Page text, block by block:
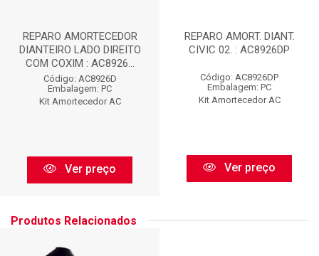
REPARO AMORTECEDOR
DIANTEIRO LADO DIREITO
COM COXIM : AC8926...
Código: AC8926D
Embalagem: PC
Kit Amortecedor AC
Ver preço
REPARO AMORT. DIANT.
CIVIC 02. : AC8926DP
Código: AC8926DP
Embalagem: PC
Kit Amortecedor AC
Ver preço
Produtos Relacionados